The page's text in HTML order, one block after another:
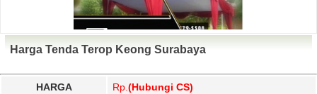
Harga Tenda Terop Keong Surabaya
HARGA Rp. (Hubungi CS)